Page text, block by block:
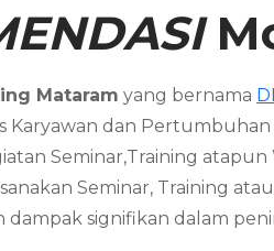
Mataram yang bernama
Karyawan dan Pertumbuhan
Seminar,Training
Seminar, Training
dampak signifikan dalam